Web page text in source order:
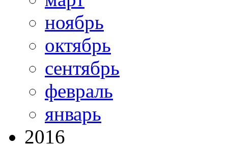
ноябрь
октябрь
сентябрь
февраль
январь
2016